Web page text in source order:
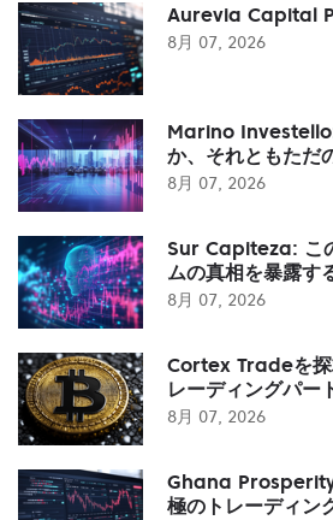
Aurevia Capital
8月 07, 2026
Marino
か、それともただ
8月 07, 2026
Sur Capiteza: こ
ムの真相を暴露す
8月 07, 2026
Cortex Tradeを探
レーディングパー
8月 07, 2026
Ghana
極のトレーディン